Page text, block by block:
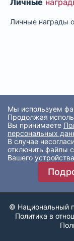
Личные
Личные награды
Мы используем
Продолжая
Вы принимаете
персональных
В случае
отключить файлы
Вашего
Политика в
© Национальный